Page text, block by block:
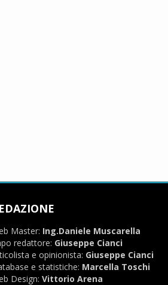
Master: Ing.Daniele Muscarella
redattore: Giuseppe Cianci
e opinionista: Giuseppe Cianci
e statistiche: Marcella Toschi
Design: Vittorio Arena